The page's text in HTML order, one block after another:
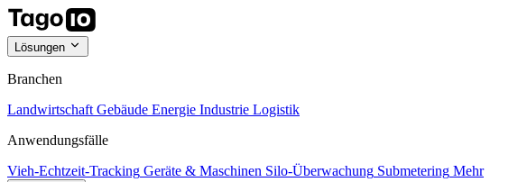
Lösungen
Branchen
Landwirtschaft Gebäude Energie Industrie Logistik
Anwendungsfälle
Vieh-Echtzeit-Tracking Geräte & Maschinen Silo-Überwachung Submetering Mehr